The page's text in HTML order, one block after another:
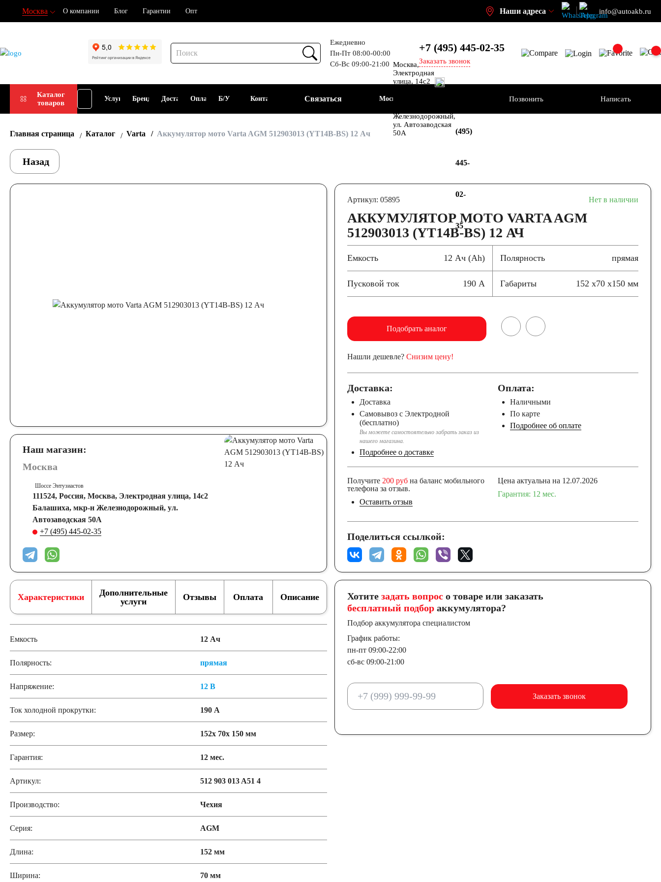
Москва О компании Блог Гарантии Опт Наши адреса info@autoakb.ru
Ежедневно
Пн-Пт 08:00-00:00
Сб-Вс 09:00-21:00
+7 (495)445-02-35
Заказать звонок
Каталог
товаров
Подбор
АКБ
Услуги Бренды ДоставкаОплата Б/У
АКБ
Контакты Связаться Москва
Москва,
Электродная
улица, 14с2
Энтузиастов
Железнодорожный,
ул. Автозаводская
50А
(495)
445-
02-
35
Позвонить Написать
Главная страница Каталог Varta Аккумулятор мото Varta AGM 512903013 (YT14B-BS) 12 Ач
Назад
Наш магазин:
Москва
Шоссе Энтузиастов
111524, Россия, Москва, Электродная улица, 14с2
Балашиха, мкр-н Железнодорожный, ул.
Автозаводская 50А
+7 (495) 445-02-35
Артикул: 05895 Нет в наличии
АККУМУЛЯТОР МОТО VARTA AGM
512903013 (YT14B-BS) 12 АЧ
Емкость 12 Ач (Ah) Полярность прямая
Пусковой ток 190 А Габариты 152 x70 x150 мм
Подобрать аналог
Нашли дешевле? Снизим цену!
Доставка:
Доставка
Самовывоз с Электродной
(бесплатно)
Вы можете самостоятельно забрать заказ из
нашего магазина.
Подробнее о доставке
Оплата:
Наличными
По карте
Подробнее об оплате
Получите 200 рубна баланс мобильного
телефона за отзыв.
Оставить отзыв
Цена актуальна на 12.07.2026
Гарантия: 12 мес.
Поделиться ссылкой:
Характеристики
Дополнительные
услуги
Отзывы Оплата Описание
Емкость 12 Ач
Полярность: прямая
Напряжение: 12 В
Ток холодной прокрутки: 190 А
Размер: 152x 70x 150 мм
Гарантия: 12 мес.
Артикул: 512 903 013 A51 4
Производство: Чехия
Серия: AGM
Длина: 152 мм
Ширина: 70 мм
Хотите задать вопросо товаре или заказать
бесплатный подбораккумулятора?
Подбор аккумулятора специалистом
График работы:
пн-пт 09:00-22:00
сб-вс 09:00-21:00
Заказать звонок